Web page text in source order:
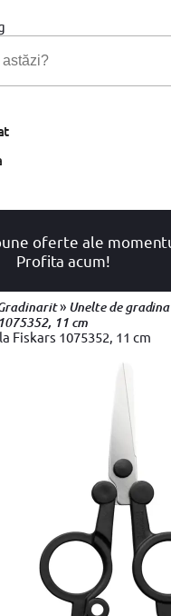
oferte ale
Profita acum!
» Unelte de gradina
11 cm
Fiskars 1075352, 11 cm